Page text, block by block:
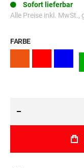
Sofort lieferbar
Alle Preise inkl. MwSt.,
FARBE